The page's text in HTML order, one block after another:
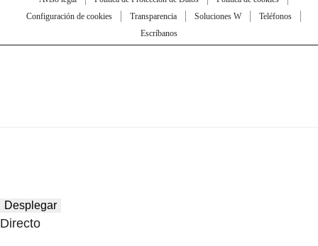
Configuración de cookies
Transparencia Soluciones W
Teléfonos
Escríbanos
Desplegar
Directo